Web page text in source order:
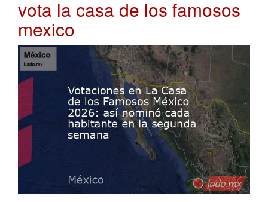
vota la casa de los famosos
mexico